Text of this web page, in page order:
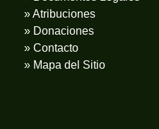
» Atribuciones
» Donaciones
» Contacto
» Mapa del Sitio